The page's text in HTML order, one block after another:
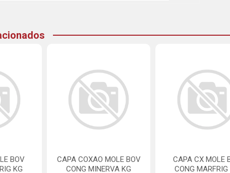
BOV
KG
CAPA COXAO MOLE BOV
CONG MINERVA KG
CAPA CX MOLE
CONG MARFRIG